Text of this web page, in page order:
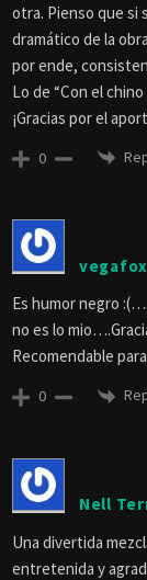
otra. Pienso que si
dramático de la
por ende,
Lo de “Con el
¡Gracias por el
0
vegafox
Es humor negro
no es lo
Recomendable
0
Nell
Una divertida
entretenida y